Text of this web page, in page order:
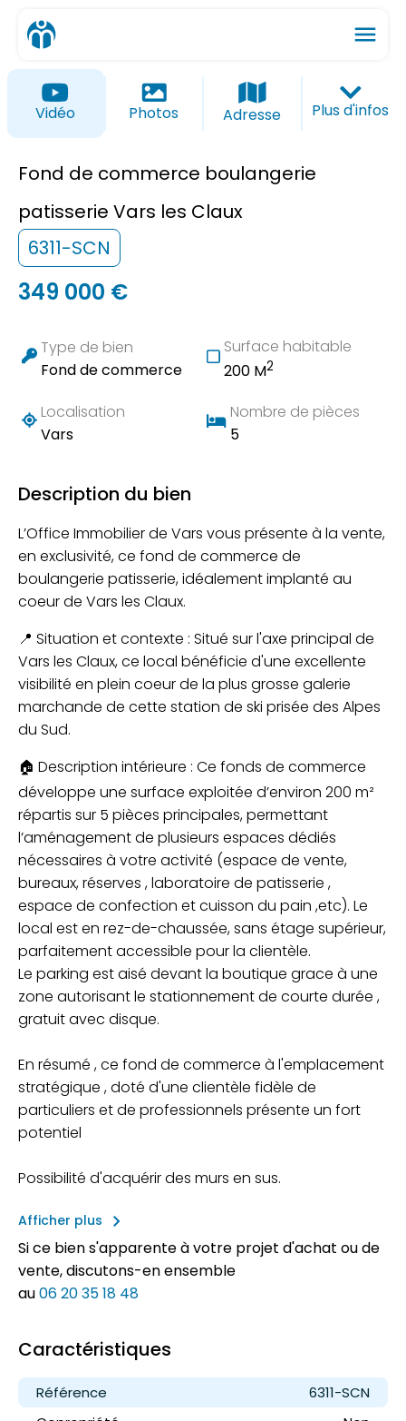
menu
ios_share
Vidéo Photos Adresse Plus d'infos
Fond de commerce boulangerie
patisserie Vars les Claux
6311-SCN
349 000 €
Type de bien
Fond de commerce
Surface habitable
200 M2
Localisation
Vars
Nombre de pièces
5
Description du bien
L’Office Immobilier de Vars vous présente à la vente,
en exclusivité, ce fond de commerce de
boulangerie patisserie, idéalement implanté au
coeur de Vars les Claux.
📍 Situation et contexte : Situé sur l'axe principal de
Vars les Claux, ce local bénéficie d'une excellente
visibilité en plein coeur de la plus grosse galerie
marchande de cette station de ski prisée des Alpes
du Sud.
🏠 Description intérieure : Ce fonds de commerce
développe une surface exploitée d’environ 200 m²
répartis sur 5 pièces principales, permettant
l’aménagement de plusieurs espaces dédiés
nécessaires à votre activité (espace de vente,
bureaux, réserves , laboratoire de patisserie ,
espace de confection et cuisson du pain ,etc). Le
local est en rez-de-chaussée, sans étage supérieur,
parfaitement accessible pour la clientèle.
Le parking est aisé devant la boutique grace à une
zone autorisant le stationnement de courte durée ,
gratuit avec disque.
En résumé , ce fond de commerce à l'emplacement
stratégique , doté d'une clientèle fidèle de
particuliers et de professionnels présente un fort
potentiel
Possibilité d'acquérir des murs en sus.
Afficher plus keyboard_arrow_right
Si ce bien s'apparente à votre projet d'achat ou de
vente, discutons-en ensemble
au06 20 35 18 48
Caractéristiques
Référence
6311-SCN